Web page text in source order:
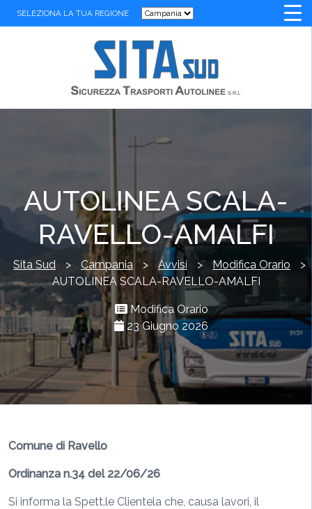
SELEZIONA LA TUA REGIONE
AUTOLINEA SCALA-
RAVELLO-AMALFI
Sita Sud > Campania > Avvisi > Modifica Orario
>
AUTOLINEA SCALA-RAVELLO-AMALFI
Modifica Orario
23 Giugno 2026
Comune di Ravello
Ordinanza n.34 del 22/06/26
Si informa la Spett.le Clientela che, causa lavori, il